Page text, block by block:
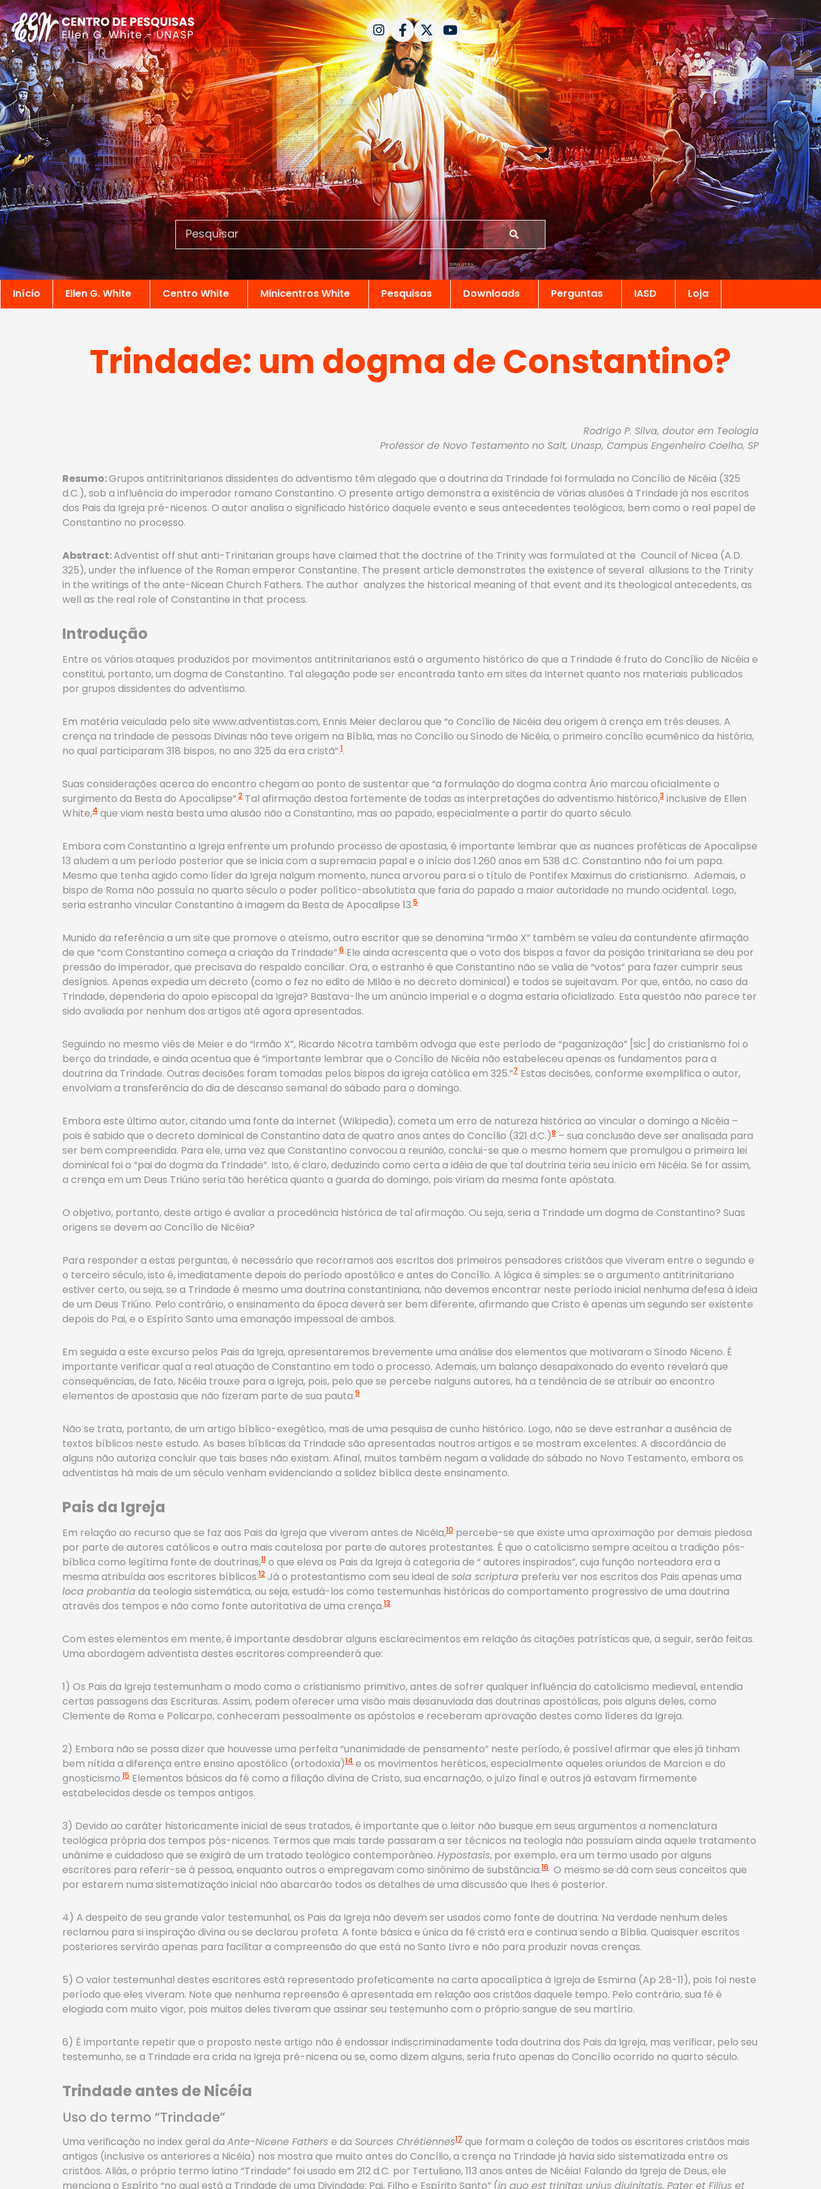
Início Ellen G. White Centro White Minicentros White Pesquisas Downloads Perguntas IASD Loja
Trindade: um dogma de Constantino?
Rodrigo P. Silva, doutor em Teologia
Professor de Novo Testamento no Salt, Unasp, Campus Engenheiro Coelho, SP
Resumo:Grupos antitrinitarianos dissidentes do adventismo têm alegado que a doutrina da Trindade foi formulada no Concílio de Nicéia (325
d.C.), sob a influência do imperador romano Constantino. O presente artigo demonstra a existência de várias alusões à Trindade já nos escritos
dos Pais da Igreja pré-nicenos. O autor analisa o significado histórico daquele evento e seus antecedentes teológicos, bem como o real papel de
Constantino no processo.
Abstract:Adventist off shut anti-Trinitarian groups have claimed that the doctrine of the Trinity was formulated at the Council of Nicea (A.D.
325), under the influence of the Roman emperor Constantine. The present article demonstrates the existence of several allusions to the Trinity
in the writings of the ante-Nicean Church Fathers. The author analyzes the historical meaning of that event and its theological antecedents, as
well as the real role of Constantine in that process.
Introdução
Entre os vários ataques produzidos por movimentos antitrinitarianos está o argumento histórico de que a Trindade é fruto do Concílio de Nicéia e
constitui, portanto, um dogma de Constantino. Tal alegação pode ser encontrada tanto em sites da Internet quanto nos materiais publicados
por grupos dissidentes do adventismo.
Em matéria veiculada pelo site www.adventistas.com, Ennis Meier declarou que “o Concílio de Nicéia deu origem à crença em três deuses. A
crença na trindade de pessoas Divinas não teve origem na Bíblia, mas no Concílio ou Sínodo de Nicéia, o primeiro concílio ecumênico da história,
no qual participaram 318 bispos, no ano 325 da era cristã”.1.
Suas considerações acerca do encontro chegam ao ponto de sustentar que “a formulação do dogma contra Ário marcou oficialmente o
surgimento da Besta do Apocalipse”.2 Tal afirmação destoa fortemente de todas as interpretações do adventismo histórico,3 inclusive de Ellen
White,4 que viam nesta besta uma alusão não a Constantino, mas ao papado, especialmente a partir do quarto século.
Embora com Constantino a Igreja enfrente um profundo processo de apostasia, é importante lembrar que as nuances proféticas de Apocalipse
13 aludem a um período posterior que se inicia com a supremacia papal e o início dos 1.260 anos em 538 d.C. Constantino não foi um papa.
Mesmo que tenha agido como líder da Igreja nalgum momento, nunca arvorou para si o título de Pontifex Maximus do cristianismo. Ademais, o
bispo de Roma não possuía no quarto século o poder político-absolutista que faria do papado a maior autoridade no mundo ocidental. Logo,
seria estranho vincular Constantino à imagem da Besta de Apocalipse 13.5
Munido da referência a um site que promove o ateísmo, outro escritor que se denomina “irmão X” também se valeu da contundente afirmação
de que “com Constantino começa a criação da Trindade”.6 Ele ainda acrescenta que o voto dos bispos a favor da posição trinitariana se deu por
pressão do imperador, que precisava do respaldo conciliar. Ora, o estranho é que Constantino não se valia de “votos” para fazer cumprir seus
desígnios. Apenas expedia um decreto (como o fez no edito de Milão e no decreto dominical) e todos se sujeitavam. Por que, então, no caso da
Trindade, dependeria do apoio episcopal da Igreja? Bastava-lhe um anúncio imperial e o dogma estaria oficializado. Esta questão não parece ter
sido avaliada por nenhum dos artigos até agora apresentados.
Seguindo no mesmo viés de Meier e do “irmão X”, Ricardo Nicotra também advoga que este período de “paganização” [sic] do cristianismo foi o
berço da trindade, e ainda acentua que é “importante lembrar que o Concílio de Nicéia não estabeleceu apenas os fundamentos para a
doutrina da Trindade. Outras decisões foram tomadas pelos bispos da igreja católica em 325.”7 Estas decisões, conforme exemplifica o autor,
envolviam a transferência do dia de descanso semanal do sábado para o domingo.
Embora este último autor, citando uma fonte da Internet (Wikipedia), cometa um erro de natureza histórica ao vincular o domingo a Nicéia –
pois é sabido que o decreto dominical de Constantino data de quatro anos antes do Concílio (321 d.C.)8 – sua conclusão deve ser analisada para
ser bem compreendida. Para ele, uma vez que Constantino convocou a reunião, conclui-se que o mesmo homem que promulgou a primeira lei
dominical foi o “pai do dogma da Trindade”. Isto, é claro, deduzindo como certa a idéia de que tal doutrina teria seu início em Nicéia. Se for assim,
a crença em um Deus Triúno seria tão herética quanto a guarda do domingo, pois viriam da mesma fonte apóstata.
O objetivo, portanto, deste artigo é avaliar a procedência histórica de tal afirmação. Ou seja, seria a Trindade um dogma de Constantino? Suas
origens se devem ao Concílio de Nicéia?
Para responder a estas perguntas, é necessário que recorramos aos escritos dos primeiros pensadores cristãos que viveram entre o segundo e
o terceiro século, isto é, imediatamente depois do período apostólico e antes do Concílio. A lógica é simples: se o argumento antitrinitariano
estiver certo, ou seja, se a Trindade é mesmo uma doutrina constantiniana, não devemos encontrar neste período inicial nenhuma defesa à ideia
de um Deus Triúno. Pelo contrário, o ensinamento da época deverá ser bem diferente, afirmando que Cristo é apenas um segundo ser existente
depois do Pai, e o Espírito Santo uma emanação impessoal de ambos.
Em seguida a este excurso pelos Pais da Igreja, apresentaremos brevemente uma análise dos elementos que motivaram o Sínodo Niceno. É
importante verificar qual a real atuação de Constantino em todo o processo. Ademais, um balanço desapaixonado do evento revelará que
consequências, de fato, Nicéia trouxe para a Igreja, pois, pelo que se percebe nalguns autores, há a tendência de se atribuir ao encontro
elementos de apostasia que não fizeram parte de sua pauta.9
Não se trata, portanto, de um artigo bíblico-exegético, mas de uma pesquisa de cunho histórico. Logo, não se deve estranhar a ausência de
textos bíblicos neste estudo. As bases bíblicas da Trindade são apresentadas noutros artigos e se mostram excelentes. A discordância de
alguns não autoriza concluir que tais bases não existam. Afinal, muitos também negam a validade do sábado no Novo Testamento, embora os
adventistas há mais de um século venham evidenciando a solidez bíblica deste ensinamento.
Pais da Igreja
Em relação ao recurso que se faz aos Pais da Igreja que viveram antes de Nicéia,10 percebe-se que existe uma aproximação por demais piedosa
por parte de autores católicos e outra mais cautelosa por parte de autores protestantes. É que o catolicismo sempre aceitou a tradição pós-
bíblica como legítima fonte de doutrinas,11 o que eleva os Pais da Igreja à categoria de “ autores inspirados”, cuja função norteadora era a
mesma atribuída aos escritores bíblicos.12 Já o protestantismo com seu ideal de sola scriptura preferiu ver nos escritos dos Pais apenas uma
loca probantia da teologia sistemática, ou seja, estudá-los como testemunhas históricas do comportamento progressivo de uma doutrina
através dos tempos e não como fonte autoritativa de uma crença.13
Com estes elementos em mente, é importante desdobrar alguns esclarecimentos em relação às citações patrísticas que, a seguir, serão feitas.
Uma abordagem adventista destes escritores compreenderá que:
1) Os Pais da Igreja testemunham o modo como o cristianismo primitivo, antes de sofrer qualquer influência do catolicismo medieval, entendia
certas passagens das Escrituras. Assim, podem oferecer uma visão mais desanuviada das doutrinas apostólicas, pois alguns deles, como
Clemente de Roma e Policarpo, conheceram pessoalmente os apóstolos e receberam aprovação destes como líderes da Igreja.
2) Embora não se possa dizer que houvesse uma perfeita “unanimidade de pensamento” neste período, é possível afirmar que eles já tinham
bem nítida a diferença entre ensino apostólico (ortodoxia)14 e os movimentos heréticos, especialmente aqueles oriundos de Marcion e do
gnosticismo.15 Elementos básicos da fé como a filiação divina de Cristo, sua encarnação, o juízo final e outros já estavam firmemente
estabelecidos desde os tempos antigos.
3) Devido ao caráter historicamente inicial de seus tratados, é importante que o leitor não busque em seus argumentos a nomenclatura
teológica própria dos tempos pós-nicenos. Termos que mais tarde passaram a ser técnicos na teologia não possuíam ainda aquele tratamento
unânime e cuidadoso que se exigirá de um tratado teológico contemporâneo. Hypostasis, por exemplo, era um termo usado por alguns
escritores para referir-se à pessoa, enquanto outros o empregavam como sinônimo de substância.16 O mesmo se dá com seus conceitos que
por estarem numa sistematização inicial não abarcarão todos os detalhes de uma discussão que lhes é posterior.
4) A despeito de seu grande valor testemunhal, os Pais da Igreja não devem ser usados como fonte de doutrina. Na verdade nenhum deles
reclamou para si inspiração divina ou se declarou profeta. A fonte básica e única da fé cristã era e continua sendo a Bíblia. Quaisquer escritos
posteriores servirão apenas para facilitar a compreensão do que está no Santo Livro e não para produzir novas crenças.
5) O valor testemunhal destes escritores está representado profeticamente na carta apocalíptica à Igreja de Esmirna (Ap 2:8-11), pois foi neste
período que eles viveram. Note que nenhuma repreensão é apresentada em relação aos cristãos daquele tempo. Pelo contrário, sua fé é
elogiada com muito vigor, pois muitos deles tiveram que assinar seu testemunho com o próprio sangue de seu martírio.
6) É importante repetir que o proposto neste artigo não é endossar indiscriminadamente toda doutrina dos Pais da Igreja, mas verificar, pelo seu
testemunho, se a Trindade era crida na Igreja pré-nicena ou se, como dizem alguns, seria fruto apenas do Concílio ocorrido no quarto século.
Trindade antes de Nicéia
Uso do termo “Trindade”
Uma verificação no index geral da Ante-Nicene Fathers e da Sources Chrétiennes17 que formam a coleção de todos os escritores cristãos mais
antigos (inclusive os anteriores a Nicéia) nos mostra que muito antes do Concílio, a crença na Trindade já havia sido sistematizada entre os
cristãos. Aliás, o próprio termo latino “Trindade” foi usado em 212 d.C. por Tertuliano, 113 anos antes de Nicéia! Falando da Igreja de Deus, ele
menciona o Espírito “no qual está a Trindade de uma Divindade: Pai, Filho e Espírito Santo” (in quo est trinitas unius diuinitatis, Pater et Filius et